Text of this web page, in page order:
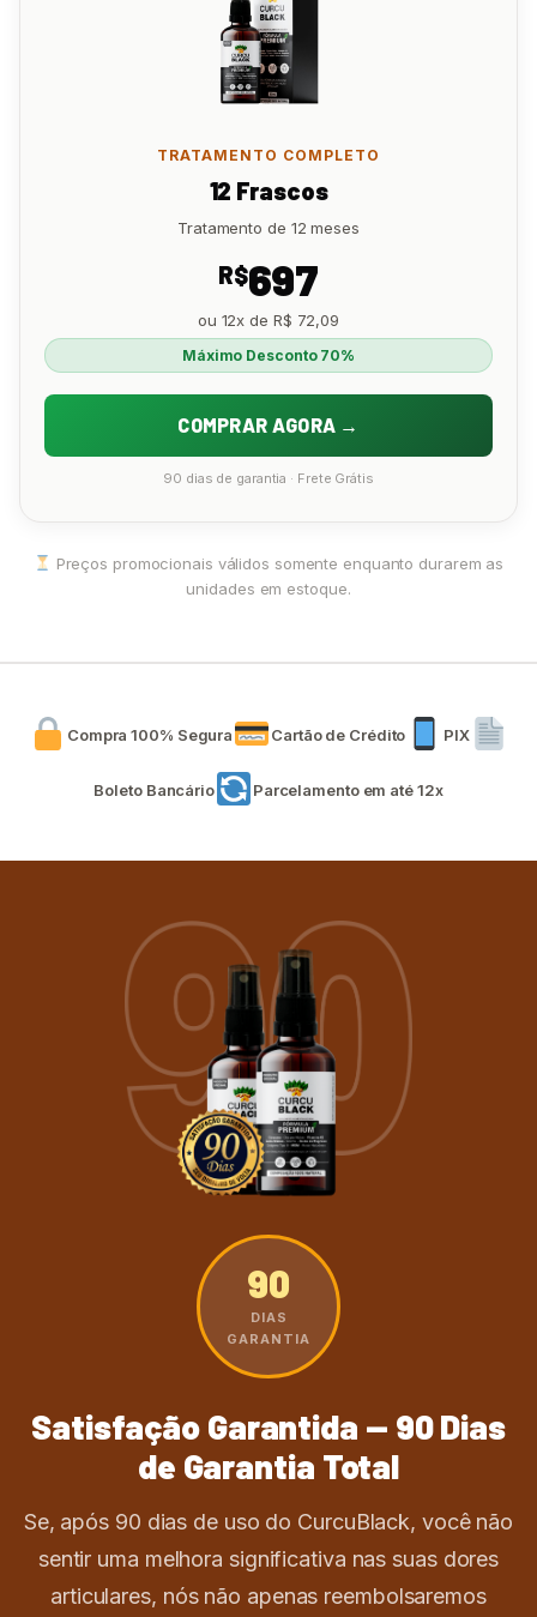
TRATAMENTO COMPLETO
12 Frascos
Tratamento de 12 meses
R$697
ou 12x de R$ 72,09
Máximo Desconto 70%
COMPRAR AGORA →
90 dias de garantia · Frete Grátis
Preços promocionais válidos somente enquanto durarem as
unidades em estoque.
Compra 100% Segura Cartão de Crédito PIX
Boleto Bancário Parcelamento em até 12x
90
DIAS
GARANTIA
Satisfação Garantida — 90 Dias
de Garantia Total
Se, após 90 dias de uso do CurcuBlack, você não
sentir uma melhora significativa nas suas dores
articulares, nós não apenas reembolsaremos